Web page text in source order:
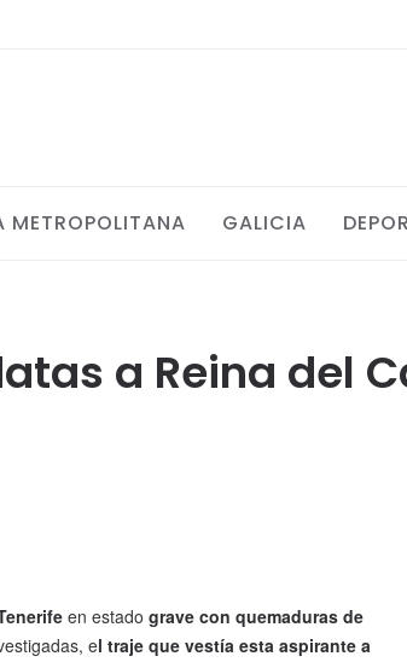
METROPOLITANA GALICIA
a Reina del
en estado grave con quemaduras de
el traje que vestía esta aspirante a